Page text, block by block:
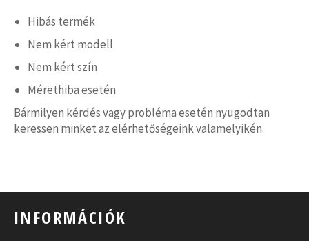
Hibás termék
Nem kért modell
Nem kért szín
Mérethiba esetén
Bármilyen kérdés vagy probléma esetén nyugodtan
keressen minket az elérhetőségeink valamelyikén.
INFORMÁCIÓK